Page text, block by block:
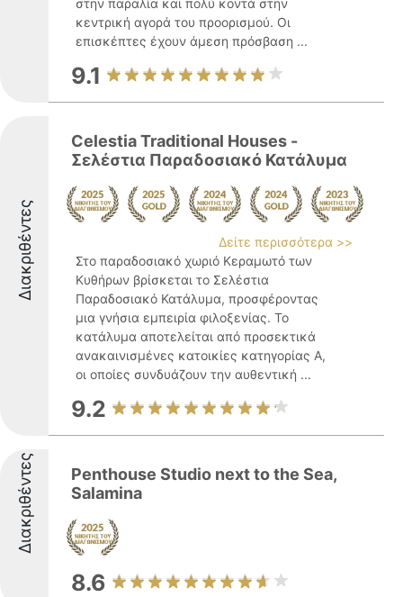
στην παραλία και πολύ κοντά στην
κεντρική αγορά του προορισμού. Οι
επισκέπτες έχουν άμεση πρόσβαση ...
9.1
Διακριθέντες
Celestia Traditional Houses -
Σελέστια Παραδοσιακό Κατάλυμα
Δείτε περισσότερα >>
Στο παραδοσιακό χωριό Κεραμωτό των
Κυθήρων βρίσκεται το Σελέστια
Παραδοσιακό Κατάλυμα, προσφέροντας
μια γνήσια εμπειρία φιλοξενίας. Το
κατάλυμα αποτελείται από προσεκτικά
ανακαινισμένες κατοικίες κατηγορίας Α,
οι οποίες συνδυάζουν την αυθεντική ...
9.2
Διακριθέντες
Penthouse Studio next to the Sea,
Salamina
8.6